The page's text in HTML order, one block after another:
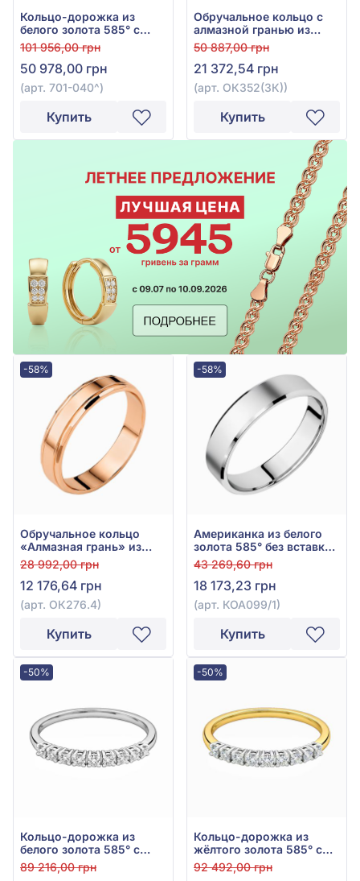
Кольцо-дорожка из
белого золота 585° с
бриллиантами 0,23ct,
арт. 701-040
101 956,00 грн
50 978,00 грн
(арт. 701-040^)
Купить
Обручальное кольцо с
алмазной гранью из
красного золота 585° без
вставки, арт. ОК352(3К)
50 887,00 грн
21 372,54 грн
(арт. ОК352(3К))
Купить
-58%
Обручальное кольцо
«Алмазная грань» из
красного золота 585° без
вставки, арт. ОК276.4
28 992,00 грн
12 176,64 грн
(арт. ОК276.4)
Купить
-58%
Американка из белого
золота 585° без вставки,
арт. КОА 099/1
43 269,60 грн
18 173,23 грн
(арт. КОА099/1)
Купить
-50%
Кольцо-дорожка из
белого золота 585° с
бриллиантами 0,22ct,
арт. 701-039
89 216,00 грн
-50%
Кольцо-дорожка из
жёлтого золота 585° с
бриллиантами 0,22ct,
арт. 701-039*
92 492,00 грн